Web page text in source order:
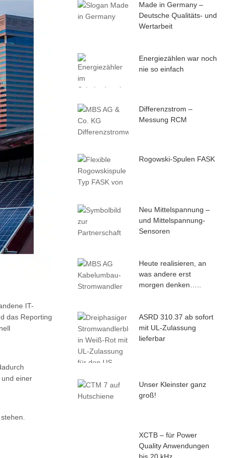
IT-
das Reporting
einer
Made in Germany –
Deutsche Qualitäts- und
Wertarbeit
Energiezählen war noch
nie so einfach
Differenzstrom –
Messung RCM
Rogowski-Spulen FASK
Neu Mittelspannung –
und Mittelspannung-
Sensoren
Heute realisieren, an
was andere erst
morgen denken…..
ASRD 310.37 ab sofort
mit UL-Zulassung
lieferbar
Unser Kleinster ganz
groß!
XCTB – für Power
Quality Anwendungen
bis 20 kHz